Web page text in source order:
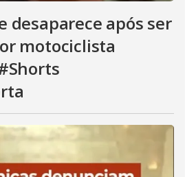
desaparece após ser
motociclista